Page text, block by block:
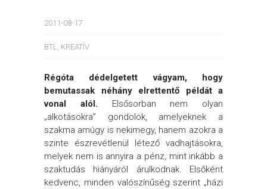
2011-08-17
BTL KREATÍV
Régóta dédelgetett vágyam, hogy
bemutassak néhány elrettentő példát a
vonal alól. Elsősorban nem olyan
„alkotásokra” gondolok, amelyeknek a
szakma amúgy is nekimegy, hanem azokra a
szinte észrevétlenül létező vadhajtásokra,
melyek nem is annyira a pénz, mint inkább a
szaktudás hiányáról árulkodnak. Elsőként
kedvenc, minden valószínűség szerint „házi